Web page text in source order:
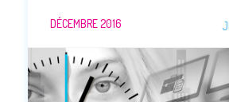
DÉCEMBRE 2016